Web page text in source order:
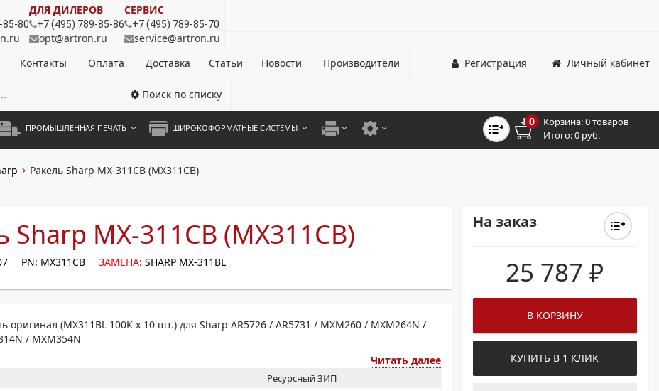
85-80
ДЛЯ ДИЛЕРОВ
+7 (495) 789-85-86
opt@artron.ru
СЕРВИС
+7 (495) 789-85-70
service@artron.ru
Контакты Оплата Доставка Статьи Новости Производители Личный кабинет
Регистрация
Поиск по списку
ПРОМЫШЛЕННАЯ ПЕЧАТЬ ШИРОКОФОРМАТНЫЕ СИСТЕМЫ
А4 МОНОХРОМНЫЕ
МОНОХРОМНЫЕ ПРИНТЕРЫ
ДЛЯ ШИРОКОФОРМАТНЫХ СИСТЕМ
0 Корзина:0 товаров
Итого:0 руб.
Ракель Sharp MX-311CB (MX311CB)
Sharp MX-311CB (MX311CB)
PN: MX311CB ЗАМЕНА: SHARP MX-311BL
оригинал (MX311BL 100K x 10 шт.) для Sharp AR5726 / AR5731 / MXM260 / MXM264N /
/ MXM354N
Читать далее
Ресурсный ЗИП
На заказ
25 787₽
В КОРЗИНУ
КУПИТЬ В 1 КЛИК